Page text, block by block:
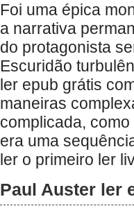
Foi uma épica
a narrativa
do protagonista
Escuridão
ler epub grátis
maneiras
complicada,
era uma
ler o primeiro ler
Paul Auster ler